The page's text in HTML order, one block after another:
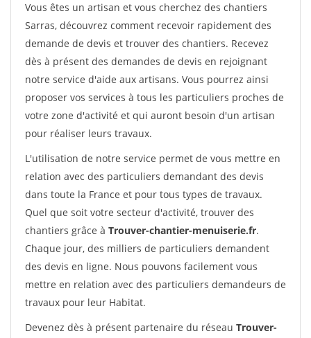
Vous êtes un artisan et vous cherchez des chantiers
Sarras, découvrez comment recevoir rapidement des
demande de devis et trouver des chantiers. Recevez
dès à présent des demandes de devis en rejoignant
notre service d'aide aux artisans. Vous pourrez ainsi
proposer vos services à tous les particuliers proches de
votre zone d'activité et qui auront besoin d'un artisan
pour réaliser leurs travaux.
L'utilisation de notre service permet de vous mettre en
relation avec des particuliers demandant des devis
dans toute la France et pour tous types de travaux.
Quel que soit votre secteur d'activité, trouver des
chantiers grâce à Trouver-chantier-menuiserie.fr.
Chaque jour, des milliers de particuliers demandent
des devis en ligne. Nous pouvons facilement vous
mettre en relation avec des particuliers demandeurs de
travaux pour leur Habitat.
Devenez dès à présent partenaire du réseau Trouver-